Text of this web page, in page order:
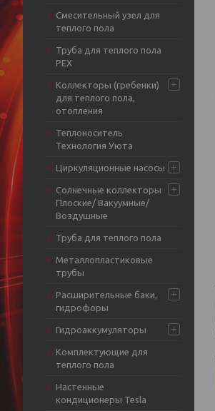
Смесительный узел для
теплого пола
Труба для теплого пола
PEX
Коллекторы (гребенки)
для теплого пола,
отопления
Теплоноситель
Технология Уюта
Циркуляционные насосы
Солнечные коллекторы
Плоские/ Вакуумные/
Воздушные
Труба для теплого пола
Металлопластиковые
трубы
Расширительные баки,
гидрофоры
Гидроаккумуляторы
Комплектующие для
теплого пола
Настенные
кондиционеры Tesla